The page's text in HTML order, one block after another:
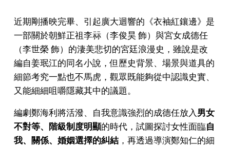
近期剛播映完畢、引起廣大迴響的《衣袖紅鑲邊》是
一部關於朝鮮正祖李祘（李俊昊 飾）與宮女成德任
（李世榮 飾）的淒美悲切的宮廷浪漫史，雖說是改
編自姜珉江的同名小說，但歷史背景、場景與道具的
細節考究一點也不馬虎，觀眾既能夠從中認識史實、
又能細細咀嚼隱藏其中的議題。
編劇鄭海利將活潑、自我意識強烈的成德任放入 男女
不對等、階級制度明顯的時代，試圖探討女性面臨自
我、關係、婚姻選擇的糾結，再透過導演鄭知仁的細